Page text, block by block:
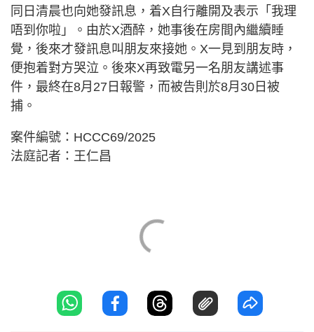
同日清晨也向她發訊息，着X自行離開及表示「我理
唔到你啦」。由於X酒醉，她事後在房間內繼續睡
覺，後來才發訊息叫朋友來接她。X一見到朋友時，
便抱着對方哭泣。後來X再致電另一名朋友講述事
件，最終在8月27日報警，而被告則於8月30日被
捕。
案件編號：HCCC69/2025
法庭記者：王仁昌